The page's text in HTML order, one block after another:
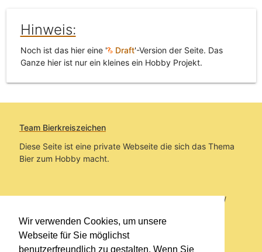
Wir verwenden Cookies, um unsere
Webseite für Sie möglichst
benutzerfreundlich zu gestalten. Wenn Sie
Hinweis:
Noch ist das hier eine ' Draft'-Version der Seite. Das
Ganze hier ist nur ein kleines ein Hobby Projekt.
Team Bierkreiszeichen
Diese Seite ist eine private Webseite die sich das Thema
Bier zum Hobby macht.
Sie befinden sich auf https://www.bierkreiszeichen.at/
im Pfad:Übers Bier/Brauereien/Fundstücke und
Informationen zur Brauerei Ried